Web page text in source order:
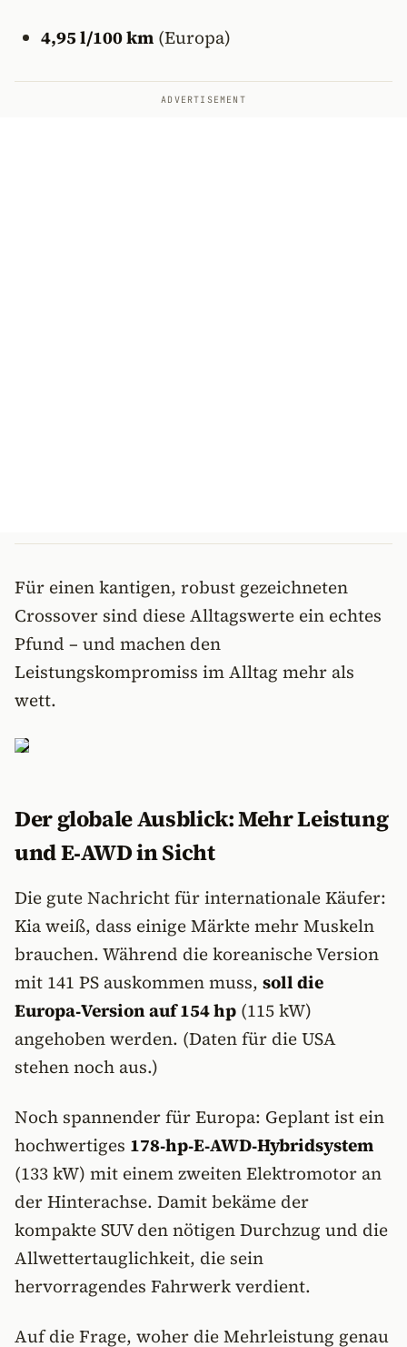
4,95 l/100 km(Europa)
ADVERTISEMENT
Für einen kantigen, robust gezeichneten
Crossover sind diese Alltagswerte ein echtes
Pfund – und machen den
Leistungskompromiss im Alltag mehr als
wett.
Der globale Ausblick: Mehr Leistung
und E‑AWD in Sicht
Die gute Nachricht für internationale Käufer:
Kia weiß, dass einige Märkte mehr Muskeln
brauchen. Während die koreanische Version
mit 141 PS auskommen muss, soll die
Europa‑Version auf 154 hp (115 kW)
angehoben werden. (Daten für die USA
stehen noch aus.)
Noch spannender für Europa: Geplant ist ein
hochwertiges 178‑hp‑E‑AWD‑Hybridsystem
(133 kW) mit einem zweiten Elektromotor an
der Hinterachse. Damit bekäme der
kompakte SUV den nötigen Durchzug und die
Allwettertauglichkeit, die sein
hervorragendes Fahrwerk verdient.
Auf die Frage, woher die Mehrleistung genau